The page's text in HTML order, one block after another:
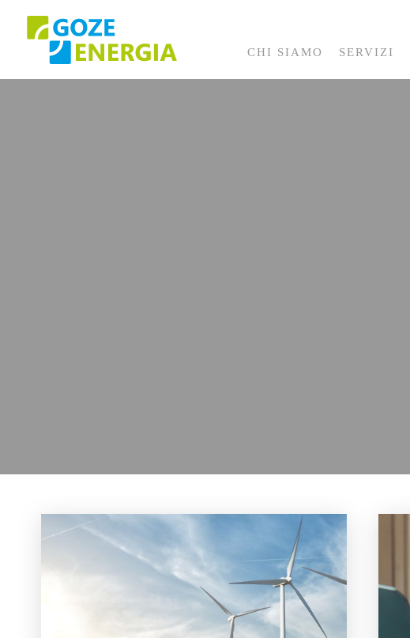
CHI SIAMO SERVIZI
Progetti Completati